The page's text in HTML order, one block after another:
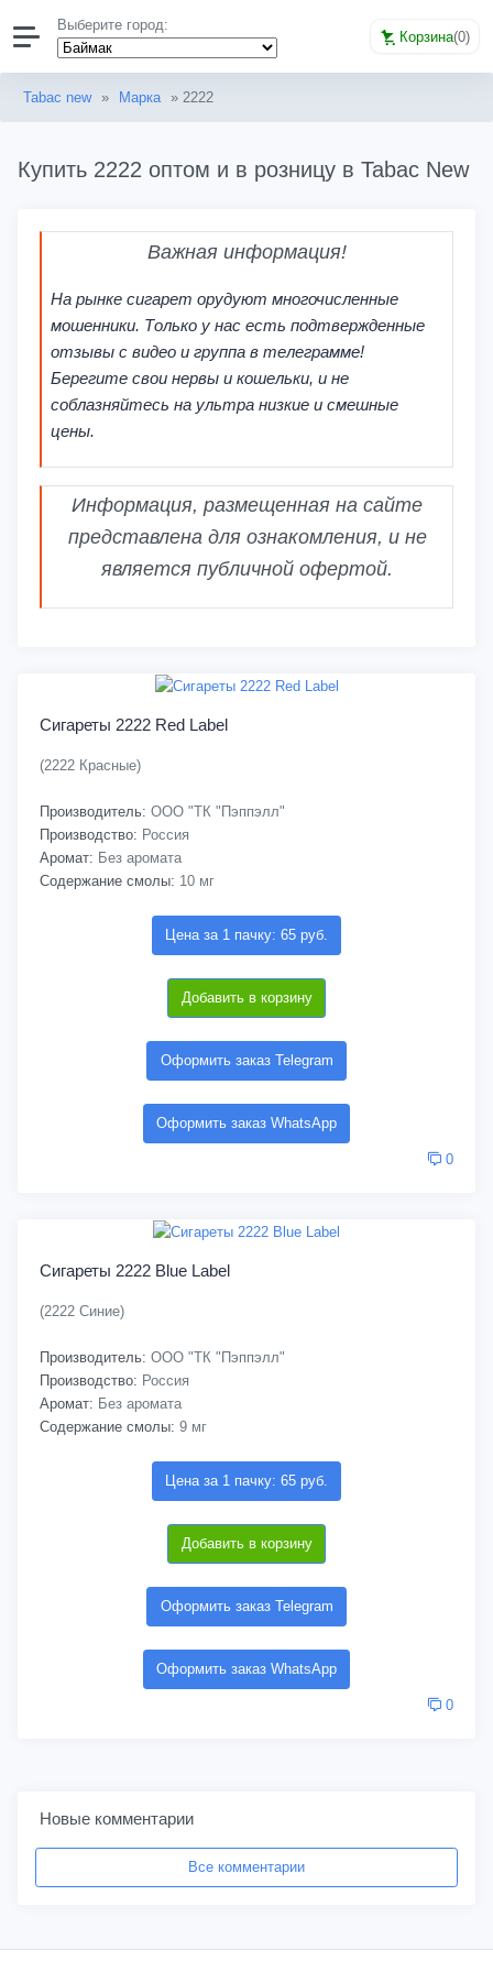
Выберите город:
Корзина(0)
Tabac new » Марка » 2222
Купить 2222 оптом и в розницу в Tabac New
Важная информация!
На рынке сигарет орудуют многочисленные
мошенники. Только у нас есть подтвержденные
отзывы с видео и группа в телеграмме!
Берегите свои нервы и кошельки, и не
соблазняйтесь на ультра низкие и смешные
цены.
Информация, размещенная на сайте
представлена для ознакомления, и не
является публичной офертой.
Сигареты 2222 Red Label
(2222 Красные)
Производитель: ООО "ТК "Пэппэлл"
Производство: Россия
Аромат: Без аромата
Содержание смолы: 10 мг
Цена за 1 пачку: 65 руб.
Добавить в корзину
Оформить заказ Telegram
Оформить заказ WhatsApp
0
Сигареты 2222 Blue Label
(2222 Синие)
Производитель: ООО "ТК "Пэппэлл"
Производство: Россия
Аромат: Без аромата
Содержание смолы: 9 мг
Цена за 1 пачку: 65 руб.
Добавить в корзину
Оформить заказ Telegram
Оформить заказ WhatsApp
0
Новые комментарии
Все комментарии